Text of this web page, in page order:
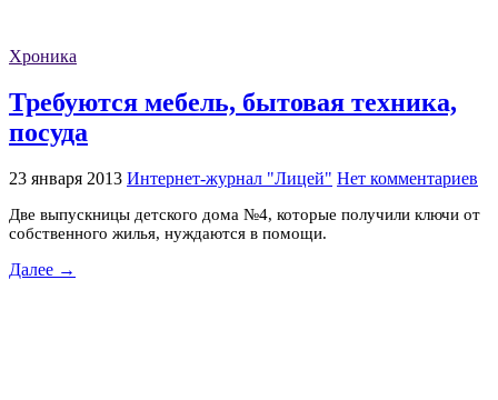
Хроника
Требуются мебель, бытовая техника,
посуда
23 января 2013 Интернет-журнал "Лицей" Нет комментариев
Две выпускницы детского дома №4, которые получили ключи от
собственного жилья, нуждаются в помощи.
Далее →